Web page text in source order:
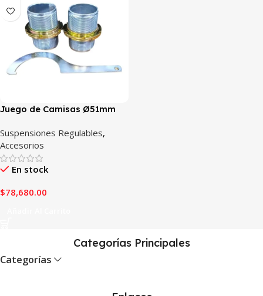
Juego de Camisas Ø51mm
Suspensiones Regulables,
Accesorios
En stock
$78,680.00
Categorías Principales
Categorías